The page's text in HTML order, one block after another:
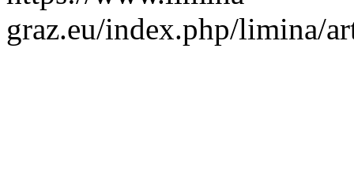
graz.eu/index.php/limina/